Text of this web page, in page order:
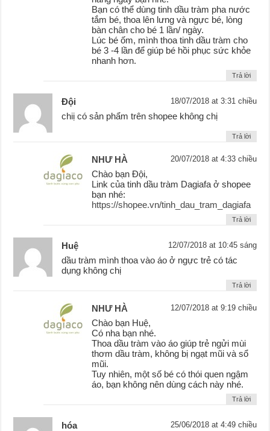
Bạn có thể dùng tinh dầu tràm pha nước
tắm bé, thoa lên lưng và ngực bé, lòng
bàn chân cho bé 1 lần/ ngày.
Lúc bé ốm, mình thoa tinh dầu tràm cho
bé 3 -4 lần để giúp bé hồi phục sức khỏe
nhanh hơn.
Trả lời
Đội 18/07/2018 at 3:31 chiều
chiị có sản phẩm trên shopee không chị
Trả lời
NHƯ HÀ 20/07/2018 at 4:33 chiều
Chào bạn Đội,
Link của tinh dầu tràm Dagiafa ở shopee
bạn nhé:
https://shopee.vn/tinh_dau_tram_dagiafa
Trả lời
Huệ 12/07/2018 at 10:45 sáng
dầu tràm mình thoa vào áo ở ngực trẻ có tác
dụng không chị
Trả lời
NHƯ HÀ 12/07/2018 at 9:19 chiều
Chào bạn Huệ,
Có nha bạn nhé.
Thoa dầu tràm vào áo giúp trẻ ngửi mùi
thơm dầu tràm, không bị ngạt mũi và sổ
mũi.
Tuy nhiên, một số bé có thói quen ngậm
áo, bạn không nên dùng cách này nhé.
Trả lời
hóa 25/06/2018 at 4:49 chiều